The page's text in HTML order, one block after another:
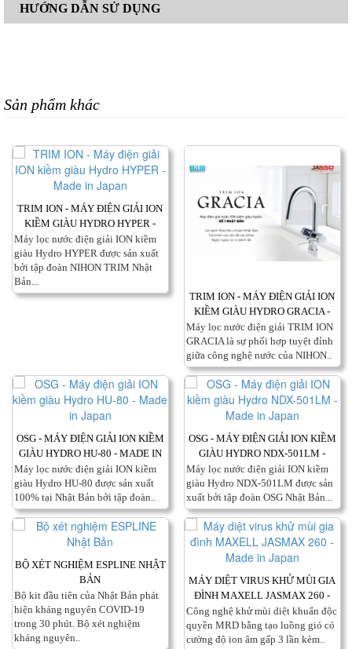
HƯỚNG DẪN SỬ DỤNG
Sản phẩm khác
TRIM ION - MÁY ĐIỆN GIẢI ION
KIỀM GIÀU HYDRO HYPER -
MADE IN JAPAN
Máy lọc nước điện giải ION kiềm
giàu Hydro HYPER được sản xuất
bởi tập đoàn NIHON TRIM Nhật
Bản...
TRIM ION - MÁY ĐIỆN GIẢI ION
KIỀM GIÀU HYDRO GRACIA -
MADE IN JAPAN
Máy lọc nước điện giải TRIM ION
GRACIA là sự phối hợp tuyệt đỉnh
giữa công nghệ nước của NIHON..
OSG - MÁY ĐIỆN GIẢI ION KIỀM
GIÀU HYDRO HU-80 - MADE IN
JAPAN
Máy lọc nước điện giải ION kiềm
giàu Hydro HU-80 được sản xuất
100% tại Nhật Bản bởi tập đoàn..
OSG - MÁY ĐIỆN GIẢI ION KIỀM
GIÀU HYDRO NDX-501LM -
MADE IN JAPAN
Máy lọc nước điện giải ION kiềm
giàu Hydro NDX-501LM được sản
xuất bởi tập đoàn OSG Nhật Bản...
BỘ XÉT NGHIỆM ESPLINE NHẬT
BẢN
Bộ kit đầu tiên của Nhật Bản phát
hiện kháng nguyên COVID-19
trong 30 phút. Bộ xét nghiệm
kháng nguyên..
MÁY DIỆT VIRUS KHỬ MÙI GIA
ĐÌNH MAXELL JASMAX 260 -
MADE IN JAPAN
Công nghệ khử mùi diệt khuẩn độc
quyền MRD bằng tạo luồng gió có
cường độ ion âm gấp 3 lần kèm..